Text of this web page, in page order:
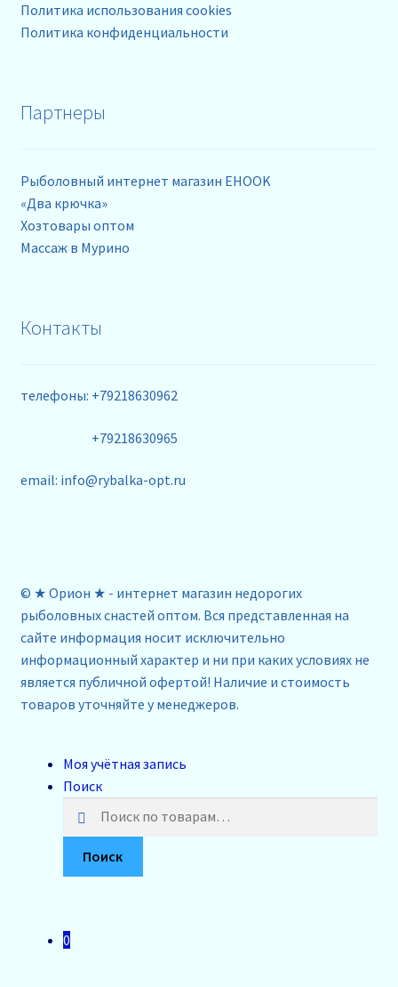
Политика использования cookies
Политика конфиденциальности
Партнеры
Рыболовный интернет магазин EHOOK
«Два крючка»
Хозтовары оптом
Массаж в Мурино
Контакты
телефоны: +79218630962
+79218630965
email: info@rybalka-opt.ru
© ★ Орион ★ - интернет магазин недорогих
рыболовных снастей оптом. Вся представленная на
сайте информация носит исключительно
информационный характер и ни при каких условиях не
является публичной офертой! Наличие и стоимость
товаров уточняйте у менеджеров.
Моя учётная запись
Поиск
Поиск
0